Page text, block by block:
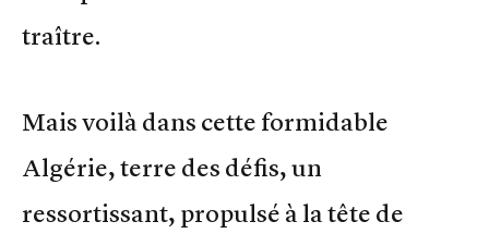
traître.
Mais voilà dans cette formidable
Algérie, terre des défis, un
ressortissant, propulsé à la tête de